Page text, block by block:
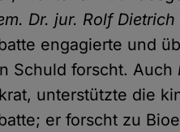
Dr. jur. Rolf
engagierte und
Schuld forscht. Auch
unterstützte die
er forscht zu